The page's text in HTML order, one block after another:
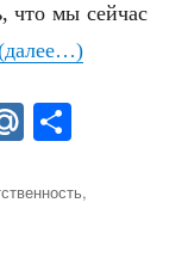
что мы сейчас
M
.R ра,